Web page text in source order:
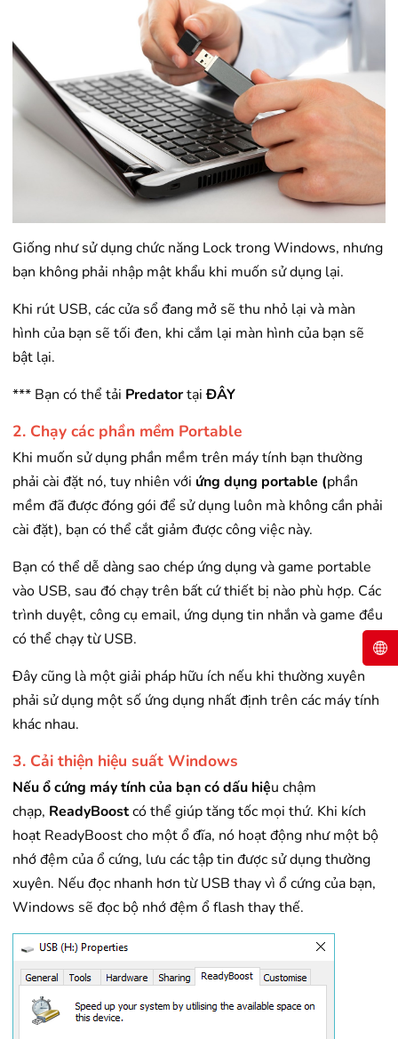
Giống như sử dụng chức năng Lock trong Windows, nhưng
bạn không phải nhập mật khẩu khi muốn sử dụng lại.
Khi rút USB, các cửa sổ đang mở sẽ thu nhỏ lại và màn
hình của bạn sẽ tối đen, khi cắm lại màn hình của bạn sẽ
bật lại.
*** Bạn có thể tải Predatortại ĐÂY
2. Chạy các phần mềm Portable
Khi muốn sử dụng phần mềm trên máy tính bạn thường
phải cài đặt nó, tuy nhiên với ứng dụng portable (phần
mềm đã được đóng gói để sử dụng luôn mà không cần phải
cài đặt), bạn có thể cắt giảm được công việc này.
Bạn có thể dễ dàng sao chép ứng dụng và game portable
vào USB, sau đó chạy trên bất cứ thiết bị nào phù hợp. Các
trình duyệt, công cụ email, ứng dụng tin nhắn và game đều
có thể chạy từ USB.
Đây cũng là một giải pháp hữu ích nếu khi thường xuyên
phải sử dụng một số ứng dụng nhất định trên các máy tính
khác nhau.
3. Cải thiện hiệu suất Windows
Nếuổ cứng máy tínhcủa bạn có dấu hiệu chậm
chạp, ReadyBoostcó thể giúp tăng tốc mọi thứ. Khi kích
hoạt ReadyBoost cho một ổ đĩa, nó hoạt động như một bộ
nhớ đệm của ổ cứng, lưu các tập tin được sử dụng thường
xuyên. Nếu đọc nhanh hơn từ USB thay vì ổ cứng của bạn,
Windows sẽ đọc bộ nhớ đệm ổ flash thay thế.